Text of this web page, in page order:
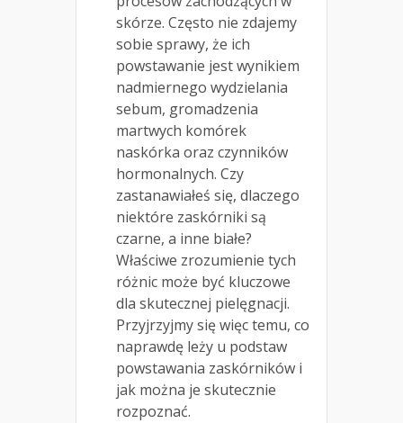
skórze. Często nie zdajemy
sobie sprawy, że ich
powstawanie jest wynikiem
nadmiernego wydzielania
sebum, gromadzenia
martwych komórek
naskórka oraz czynników
hormonalnych. Czy
zastanawiałeś się, dlaczego
niektóre zaskórniki są
czarne, a inne białe?
Właściwe zrozumienie tych
różnic może być kluczowe
dla skutecznej pielęgnacji.
Przyjrzyjmy się więc temu, co
naprawdę leży u podstaw
powstawania zaskórników i
jak można je skutecznie
rozpoznać.